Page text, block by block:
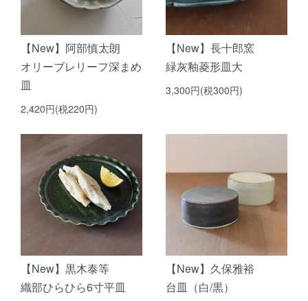
【New】阿部慎太朗
オリーブレリーフ深まめ
皿
2,420円(税220円)
【New】長十郎窯
緑灰釉菱形皿大
3,300円(税300円)
【New】黒木泰等
織部ひらひら6寸平皿
【New】久保雅裕
台皿（白/黒）